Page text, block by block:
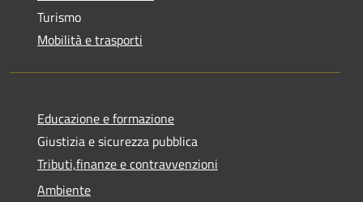
Turismo
Mobilità e trasporti
Educazione e formazione
Giustizia e sicurezza pubblica
Tributi,finanze e contravvenzioni
Ambiente